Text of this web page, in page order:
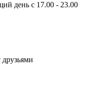
день с 17.00 - 23.00